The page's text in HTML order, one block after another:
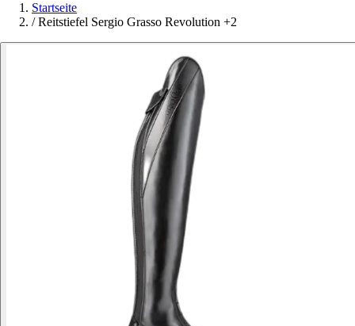
Startseite
/ Reitstiefel Sergio Grasso Revolution +2